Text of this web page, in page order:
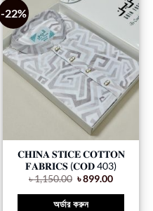
-22%
𝐂𝐇𝐈𝐍𝐀 𝐒𝐓𝐈𝐂𝐄 𝐂𝐎𝐓𝐓𝐎𝐍
𝐅𝐀𝐁𝐑𝐈𝐂𝐒 (𝐂𝐎𝐃 403)
৳1,150.00 ৳899.00
অর্ডার করুন